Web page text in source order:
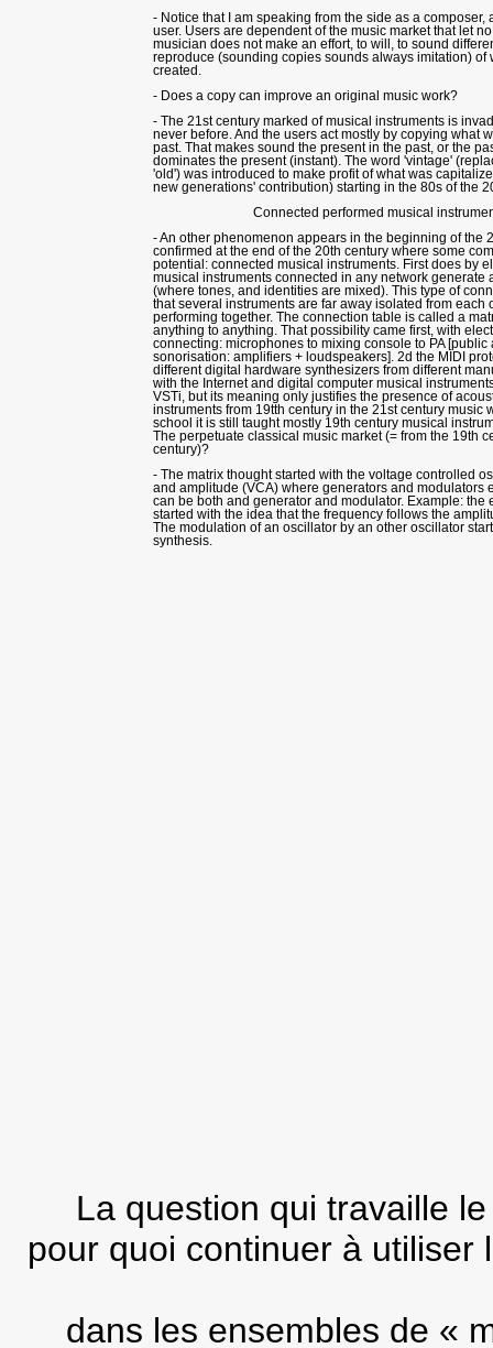
- Notice that I am speaking from the side as a composer,
user. Users are dependent of the music market that let
musician does not make an effort, to will, to sound
reproduce (sounding copies sounds always imitation) of
created.
- Does a copy can improve an original music work?
- The 21st century marked of musical instruments is
never before. And the users act mostly by copying what
past. That makes sound the present in the past, or the
dominates the present (instant). The word 'vintage'
'old') was introduced to make profit of what was
new generations' contribution) starting in the 80s of the
Connected performed musical
- An other phenomenon appears in the beginning of the
confirmed at the end of the 20th century where some
potential: connected musical instruments. First does by
musical instruments connected in any network generate
(where tones, and identities are mixed). This type of
that several instruments are far away isolated from each
performing together. The connection table is called a
anything to anything. That possibility came first, with
connecting: microphones to mixing console to PA [public
sonorisation: amplifiers + loudspeakers]. 2d the MIDI
different digital hardware synthesizers from different
with the Internet and digital computer musical
VSTi, but its meaning only justifies the presence of
instruments from 19tth century in the 21st century music
school it is still taught mostly 19th century musical
The perpetuate classical music market (= from the 19th
century)?
- The matrix thought started with the voltage controlled
and amplitude (VCA) where generators and modulators
can be both and generator and modulator. Example: the
started with the idea that the frequency follows the
The modulation of an oscillator by an other oscillator
synthesis.
La question qui travaille
pour quoi continuer à utiliser
dans les ensembles de «